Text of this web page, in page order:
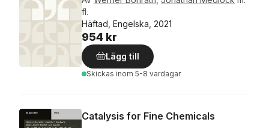
fl.
Häftad, Engelska, 2021
954 kr
Lägg till
Skickas inom 5-8 vardagar
Catalysis for Fine Chemicals